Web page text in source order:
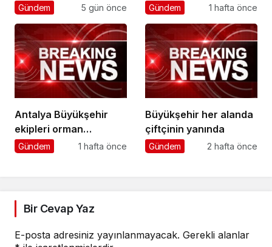
Koordinasyon
Gündem 5 gün önce
daha güvenli
Gündem 1 hafta önce
Antalya Büyükşehir
ekipleri orman
yangınlarını söndürme
Gündem 1 hafta önce
Büyükşehir her alanda
çiftçinin yanında
Gündem 2 hafta önce
Bir Cevap Yaz
E-posta adresiniz yayınlanmayacak. Gerekli alanlar